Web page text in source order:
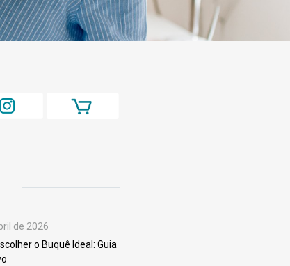
de 2026
o Buquê Ideal: Guia